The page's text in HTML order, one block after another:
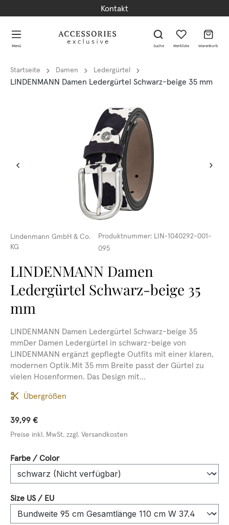
Kontakt
Menü Suche Merkliste Warenkorb
Startseite Damen Ledergürtel
LINDENMANN Damen Ledergürtel Schwarz-beige 35 mm
Lindenmann GmbH & Co.
KG
Produktnummer: LIN-1040292-001-
095
LINDENMANN Damen
Ledergürtel Schwarz-beige 35
mm
LINDENMANN Damen Ledergürtel Schwarz-beige 35
mmDer Damen Ledergürtel in schwarz-beige von
LINDENMANN ergänzt gepflegte Outfits mit einer klaren,
modernen Optik.Mit 35 mm Breite passt der Gürtel zu
vielen Hosenformen. Das Design mit...
Übergrößen
39,99 €
Preise inkl. MwSt. zzgl. Versandkosten
Farbe / Colorauswählen
Size US / EUauswählen